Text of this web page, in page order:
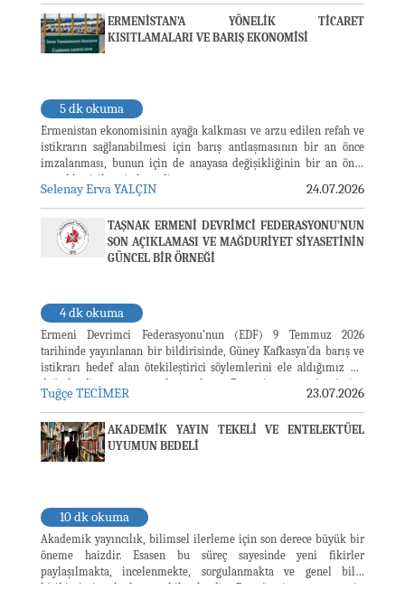
ERMENİSTAN’A YÖNELİK TİCARET
KISITLAMALARI VE BARIŞ EKONOMİSİ
5 dk okuma
Ermenistan ekonomisinin ayağa kalkması ve arzu edilen refah ve
istikrarın sağlanabilmesi için barış antlaşmasının bir an önce
imzalanması, bunun için de anayasa değişikliğinin bir an önce
gerçekleştirilmesi elzemdir.
Selenay Erva YALÇIN 24.07.2026
TAŞNAK ERMENİ DEVRİMCİ FEDERASYONU’NUN
SON AÇIKLAMASI VE MAĞDURİYET SİYASETİNİN
GÜNCEL BİR ÖRNEĞİ
4 dk okuma
Ermeni Devrimci Federasyonu’nun (EDF) 9 Temmuz 2026
tarihinde yayınlanan bir bildirisinde, Güney Kafkasya’da barış ve
istikrarı hedef alan ötekileştirici söylemlerini ele aldığımız bir
değerlendirme yayımlamıştık. Ermenistan yönetimine
muhalefetin öncülüğünü ve temsilciliğini üstlenme çabasında olan
bu sicili karanlık örgütün 22 Temmuz 2026 tarihinde yayınlanan
yeni açıklaması yine yalnızca Ermenistan’daki siyasi gelişmelere
...
Tuğçe TECİMER 23.07.2026
AKADEMİK YAYIN TEKELİ VE ​​ENTELEKTÜEL
UYUMUN BEDELİ
10 dk okuma
Akademik yayıncılık, bilimsel ilerleme için son derece büyük bir
öneme haizdir. Esasen bu süreç sayesinde yeni fikirler
paylaşılmakta, incelenmekte, sorgulanmakta ve genel bilgi